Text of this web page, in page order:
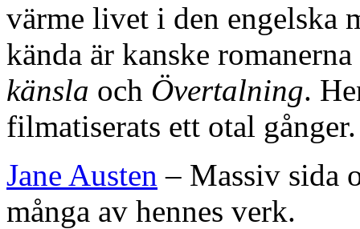
värme livet i den engelska
kända är kanske romanerna
känsla och Övertalning.
filmatiserats ett otal gånger.
Jane Austen – Massiv sida
många av hennes verk.